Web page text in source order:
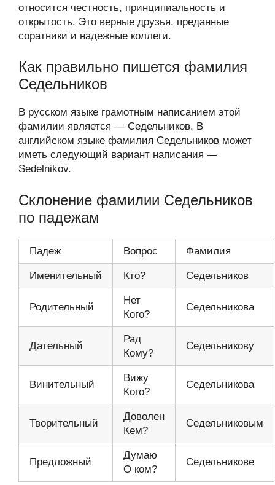
относится честность, принципиальность и
открытость. Это верные друзья, преданные
соратники и надежные коллеги.
Как правильно пишется фамилия
Седельников
В русском языке грамотным написанием этой
фамилии является — Седельников. В
английском языке фамилия Седельников может
иметь следующий вариант написания —
Sedelnikov.
Склонение фамилии Седельников
по падежам
Падеж Вопрос Фамилия
Именительный Кто? Седельников
Родительный
Нет
Кого?
Седельникова
Дательный
Рад
Кому?
Седельникову
Винительный
Вижу
Кого?
Седельникова
Творительный
Доволен
Кем?
Седельниковым
Предложный
Думаю
О ком?
Седельникове